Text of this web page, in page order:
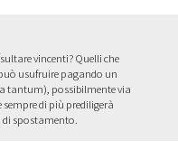
vincenti? Quelli che
usufruire pagando un
tantum), possibilmente via
di più prediligerà
spostamento.